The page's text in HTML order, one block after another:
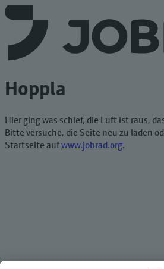
Hoppla
Hier ging was schief, die Luft ist raus,
Bitte versuche, die Seite neu zu laden
Startseite aufwww.jobrad.org.